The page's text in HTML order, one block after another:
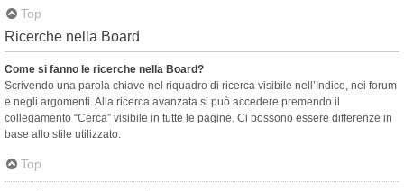
Top
Ricerche nella Board
Come si fanno le ricerche nella Board?
Scrivendo una parola chiave nel riquadro di ricerca visibile nell’Indice, nei forum
e negli argomenti. Alla ricerca avanzata si può accedere premendo il
collegamento “Cerca” visibile in tutte le pagine. Ci possono essere differenze in
base allo stile utilizzato.
Top